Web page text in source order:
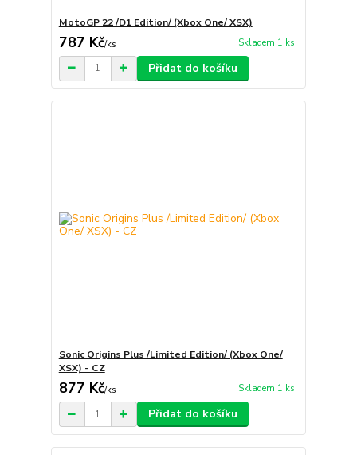
MotoGP 22 /D1 Edition/ (Xbox One/ XSX)
787 Kč/ks Skladem 1 ks
Přidat do košíku
Sonic Origins Plus /Limited Edition/ (Xbox One/
XSX) - CZ
877 Kč/ks Skladem 1 ks
Přidat do košíku